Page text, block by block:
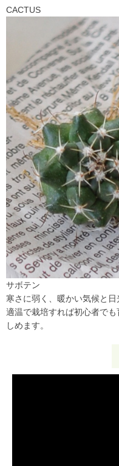
CACTUS
サボテン
寒さに弱く、暖かい気候と日
適温で栽培すれば初心者で
しめます。